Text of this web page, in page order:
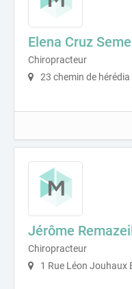
Elena Cruz
Chiropracteur
23 chemin de
Jérôme
Chiropracteur
1 Rue Léon Jouhaux